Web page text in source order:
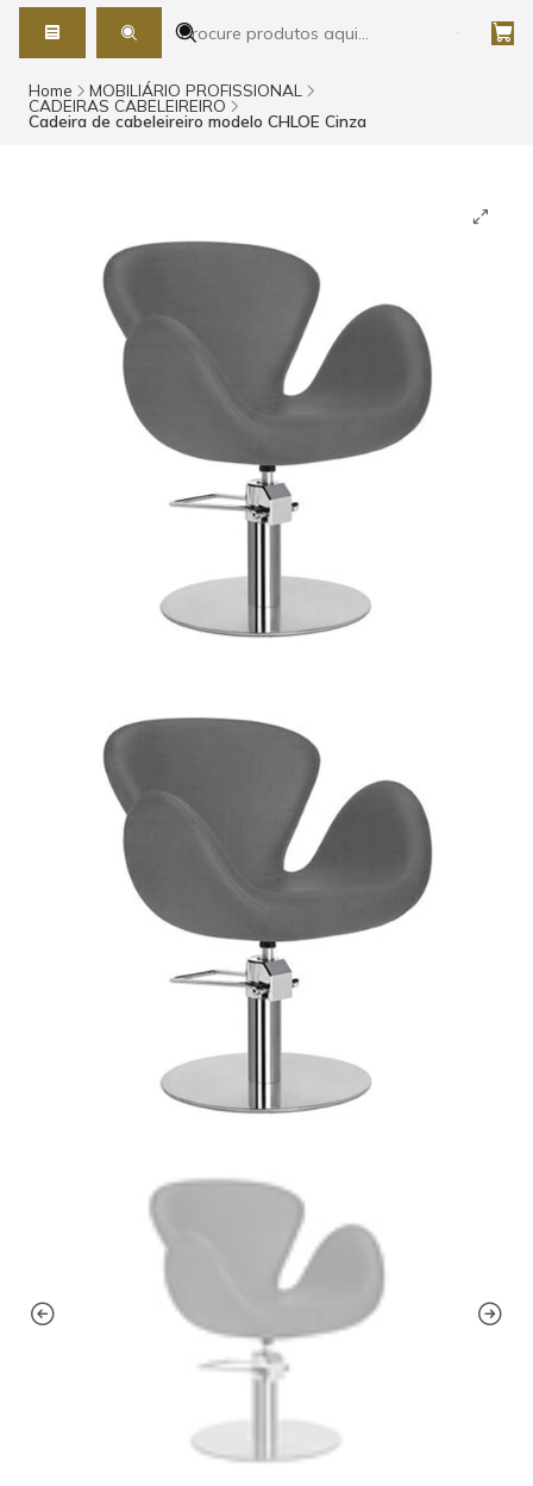
Home MOBILIÁRIO PROFISSIONAL
CADEIRAS CABELEIREIRO
Cadeira de cabeleireiro modelo CHLOE Cinza